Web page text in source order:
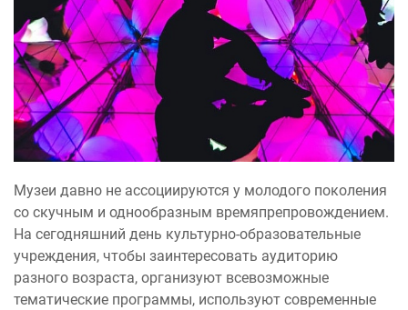
Музеи давно не ассоциируются у молодого поколения
со скучным и однообразным времяпрепровождением.
На сегодняшний день культурно-образовательные
учреждения, чтобы заинтересовать аудиторию
разного возраста, организуют всевозможные
тематические программы, используют современные